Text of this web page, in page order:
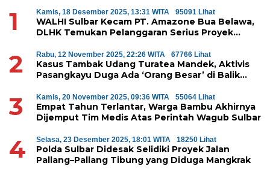
1 Kamis, 18 Desember 2025, 13:31 WITA 95091 Lihat
WALHI Sulbar Kecam PT. Amazone Bua Belawa,
DLHK Temukan Pelanggaran Serius Proyek
2 Rabu, 12 November 2025, 22:26 WITA 67766 Lihat
Kasus Tambak Udang Turatea Mandek, Aktivis
Pasangkayu Duga Ada ‘Orang Besar’ di Balik
3 Kamis, 20 November 2025, 09:36 WITA 55064 Lihat
Empat Tahun Terlantar, Warga Bambu Akhirnya
Dijemput Tim Medis Atas Perintah Wagub Sulbar
4 Selasa, 23 Desember 2025, 18:01 WITA 18250 Lihat
Polda Sulbar Didesak Selidiki Proyek Jalan
Pallang–Pallang Tibung yang Diduga Mangkrak